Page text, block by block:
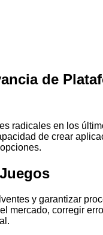
de
radicales en los
de crear
y garantizar
corregir